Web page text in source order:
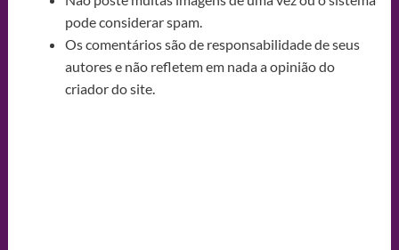
pode considerar spam.
Os comentários são de responsabilidade de seus
autores e não refletem em nada a opinião do
criador do site.